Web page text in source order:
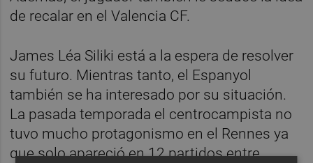
de recalar en el Valencia CF.
James Léa Siliki está a la espera de resolver
su futuro. Mientras tanto, el Espanyol
también se ha interesado por su situación.
La pasada temporada el centrocampista no
tuvo mucho protagonismo en el Rennes ya
que solo apareció en 12 partidos entre